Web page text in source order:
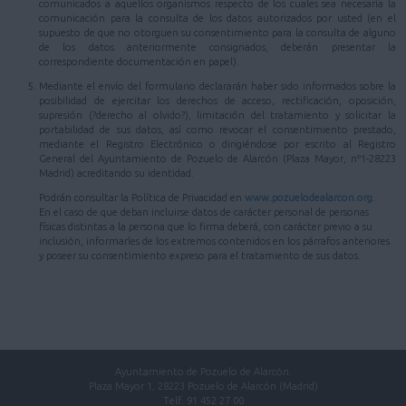
comunicados a aquellos organismos respecto de los cuales sea necesaria la
comunicación para la consulta de los datos autorizados por usted (en el
supuesto de que no otorguen su consentimiento para la consulta de alguno
de los datos anteriormente consignados, deberán presentar la
correspondiente documentación en papel).
Mediante el envío del formulario declararán haber sido informados sobre la
posibilidad de ejercitar los derechos de acceso, rectificación, oposición,
supresión (?derecho al olvido?), limitación del tratamiento y solicitar la
portabilidad de sus datos, así como revocar el consentimiento prestado,
mediante el Registro Electrónico o dirigiéndose por escrito al Registro
General del Ayuntamiento de Pozuelo de Alarcón (Plaza Mayor, nº1-28223
Madrid) acreditando su identidad.
Podrán consultar la Política de Privacidad en www.pozuelodealarcon.org
En el caso de que deban incluirse datos de carácter personal de personas
físicas distintas a la persona que lo firma deberá, con carácter previo a su
inclusión, informarles de los extremos contenidos en los párrafos anteriores
y poseer su consentimiento expreso para el tratamiento de sus datos.
Ayuntamiento de Pozuelo de Alarcón.
Plaza Mayor 1, 28223 Pozuelo de Alarcón (Madrid)
Telf. 91 452 27 00